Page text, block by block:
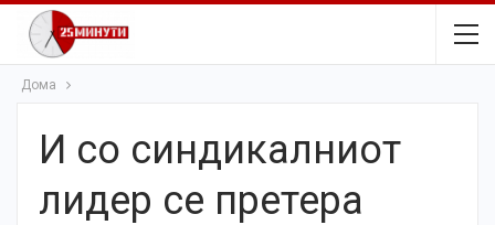
Дома
И со синдикалниот
лидер се претера